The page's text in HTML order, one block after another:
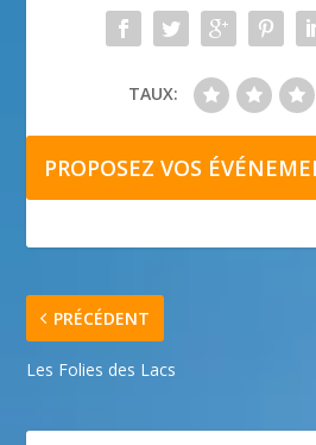
TAUX:
PROPOSEZ VOS
PRÉCÉDENT
Les Folies des Lacs